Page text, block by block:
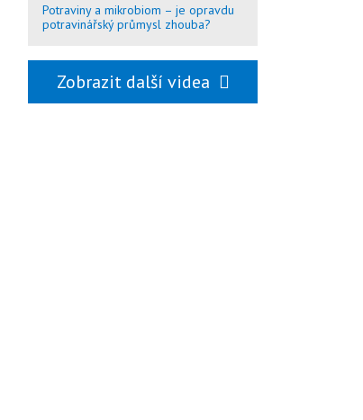
Potraviny a mikrobiom – je opravdu
potravinářský průmysl zhouba?
Zobrazit další videa